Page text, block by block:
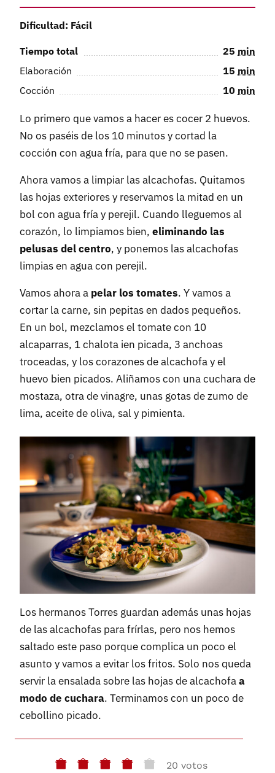
Dificultad: Fácil
Tiempo total 25 min
Elaboración
15 min
Cocción
10 min
Lo primero que vamos a hacer es cocer 2 huevos.
No os paséis de los 10 minutos y cortad la
cocción con agua fría, para que no se pasen.
Ahora vamos a limpiar las alcachofas. Quitamos
las hojas exteriores y reservamos la mitad en un
bol con agua fría y perejil. Cuando lleguemos al
corazón, lo limpiamos bien, eliminando las
pelusas del centro, y ponemos las alcachofas
limpias en agua con perejil.
Vamos ahora a pelar los tomates. Y vamos a
cortar la carne, sin pepitas en dados pequeños.
En un bol, mezclamos el tomate con 10
alcaparras, 1 chalota ien picada, 3 anchoas
troceadas, y los corazones de alcachofa y el
huevo bien picados. Aliñamos con una cuchara de
mostaza, otra de vinagre, unas gotas de zumo de
lima, aceite de oliva, sal y pimienta.
Los hermanos Torres guardan además unas hojas
de las alcachofas para frírlas, pero nos hemos
saltado este paso porque complica un poco el
asunto y vamos a evitar los fritos. Solo nos queda
servir la ensalada sobre las hojas de alcachofaa
modo de cuchara. Terminamos con un poco de
cebollino picado.
20 votos